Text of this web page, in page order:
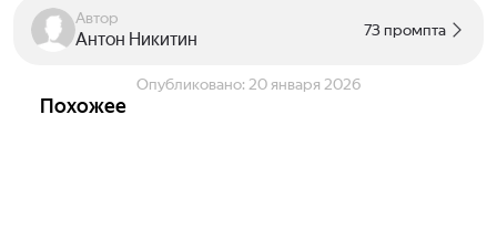
Автор
Антон Никитин 73 промпта
Опубликовано: 20 января 2026
Похожее